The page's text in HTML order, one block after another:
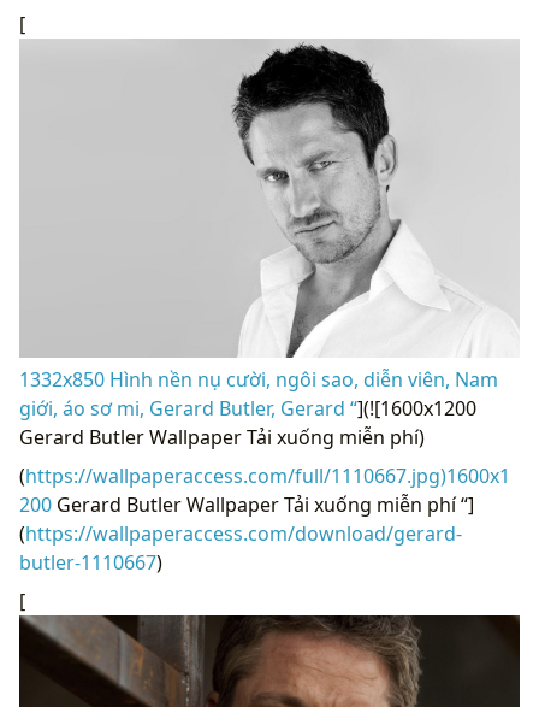
[
1332x850 Hình nền nụ cười, ngôi sao, diễn viên, Nam
giới, áo sơ mi, Gerard Butler, Gerard “](![1600x1200
Gerard Butler Wallpaper Tải xuống miễn phí)
(https://wallpaperaccess.com/full/1110667.jpg)1600x1
200 Gerard Butler Wallpaper Tải xuống miễn phí “]
(https://wallpaperaccess.com/download/gerard-
butler-1110667)
[